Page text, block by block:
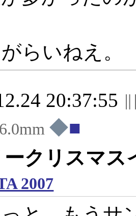
らいねえ。
20:37:55
◆
ークリスマス
2007